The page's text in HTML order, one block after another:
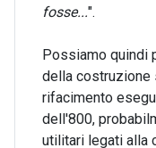
fosse...".
Possiamo quindi
della costruzione
rifacimento
dell'800,
utilitari legati alla